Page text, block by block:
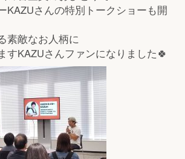
KAZUさんの特別トークショーも開
素敵なお人柄に
すKAZUさんファンになりました🍀